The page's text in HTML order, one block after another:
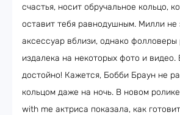
счастья, носит обручальное кольцо,
оставит тебя равнодушным. Милли не
аксессуар вблизи, однако фолловеры
издалека на некоторых фото и видео.
достойно! Кажется, Бобби Браун не
кольцом даже на ночь. В новом
with me актриса показала, как